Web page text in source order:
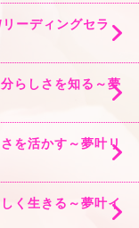
ーディングセラ
らしさを知る～夢
を活かす～夢叶リ
く生きる～夢叶イ